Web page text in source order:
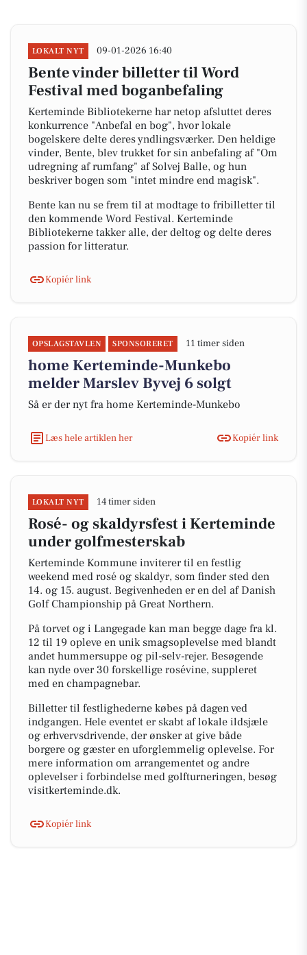
LOKALT NYT 09-01-2026 16:40
Bente vinder billetter til Word
Festival med boganbefaling
Kerteminde Bibliotekerne har netop afsluttet deres
konkurrence "Anbefal en bog", hvor lokale
bogelskere delte deres yndlingsværker. Den heldige
vinder, Bente, blev trukket for sin anbefaling af "Om
udregning af rumfang" af Solvej Balle, og hun
beskriver bogen som "intet mindre end magisk".
Bente kan nu se frem til at modtage to fribilletter til
den kommende Word Festival. Kerteminde
Bibliotekerne takker alle, der deltog og delte deres
passion for litteratur.
Kopiér link
OPSLAGSTAVLEN SPONSORERET 11 timer siden
home Kerteminde-Munkebo
melder Marslev Byvej 6 solgt
Så er der nyt fra home Kerteminde-Munkebo
Læs hele artiklen her Kopiér link
LOKALT NYT 14 timer siden
Rosé- og skaldyrsfest i Kerteminde
under golfmesterskab
Kerteminde Kommune inviterer til en festlig
weekend med rosé og skaldyr, som finder sted den
14. og 15. august. Begivenheden er en del af Danish
Golf Championship på Great Northern.
På torvet og i Langegade kan man begge dage fra kl.
12 til 19 opleve en unik smagsoplevelse med blandt
andet hummersuppe og pil-selv-rejer. Besøgende
kan nyde over 30 forskellige rosévine, suppleret
med en champagnebar.
Billetter til festlighederne købes på dagen ved
indgangen. Hele eventet er skabt af lokale ildsjæle
og erhvervsdrivende, der ønsker at give både
borgere og gæster en uforglemmelig oplevelse. For
mere information om arrangementet og andre
oplevelser i forbindelse med golfturneringen, besøg
visitkerteminde.dk.
Kopiér link